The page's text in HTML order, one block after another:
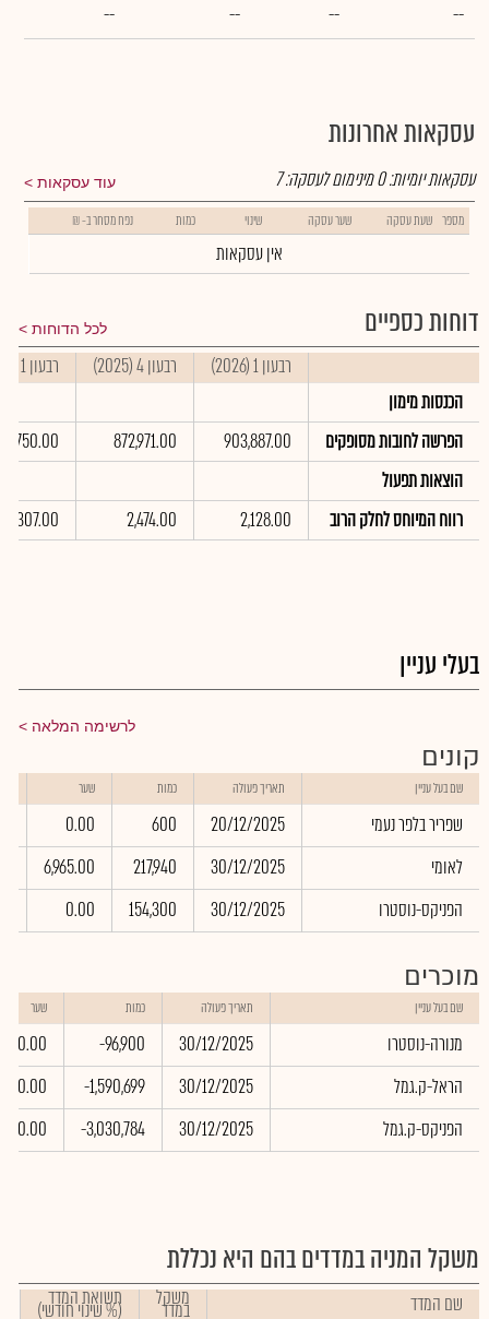
--
--
--
--
עסקאות אחרונות
עוד עסקאות עסקאות יומיות:0מינימום לעסקה:7
מספר שעת עסקה שער עסקה שינוי כמות נפח מסחר ב- ₪
אין עסקאות
דוחות כספיים לכל הדוחות
רבעון 1 (2026) רבעון 4 (2025)
רבעון 1 (2025)
הכנסות מימון
הפרשה לחובות מסופקים
903,887.00
872,971.00
הוצאות תפעול
רווח המיוחס לחלק הרוב
2,128.00
2,474.00
2,307.00
בעלי עניין
לרשימה המלאה
קונים
שם בעל עניין תאריך פעולה כמות שער
שפריר בלפר נעמי 20/12/2025
600
0.00
לאומי
30/12/2025
217,940
6,965.00
הפניקס-נוסטרו
30/12/2025
154,300
0.00
מוכרים
שם בעל עניין תאריך פעולה כמות שער
מנורה-נוסטרו 30/12/2025
-96,900
0.00
הראל-ק.גמל
30/12/2025
-1,590,699
0.00
הפניקס-ק.גמל
30/12/2025
-3,030,784
0.00
משקל המניה במדדים בהם היא נכללת
שם המדד משקל
במדד תשואת המדד
(% שינוי חודשי)